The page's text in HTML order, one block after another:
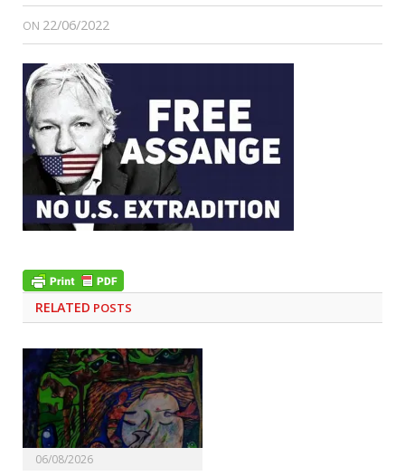
ON 22/06/2022
RELATED POSTS
06/08/2026